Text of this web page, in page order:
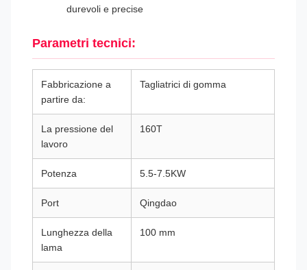
durevoli e precise
Parametri tecnici:
Fabbricazione a
partire da:
Tagliatrici di gomma
La pressione del
lavoro
160T
Potenza 5.5-7.5KW
Port Qingdao
Lunghezza della
lama
100 mm